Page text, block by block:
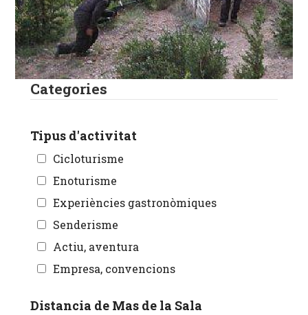
Categories
Tipus d'activitat
Cicloturisme
Enoturisme
Experiències gastronòmiques
Senderisme
Actiu, aventura
Empresa, convencions
Distancia de Mas de la Sala